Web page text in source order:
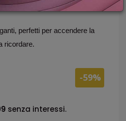
perfetti per accendere la
ricordare.
-59%